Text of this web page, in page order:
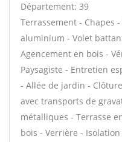
Département: 39
Terrassement - Chapes
aluminium - Volet
Agencement en bois -
Paysagiste - Entretien
- Allée de jardin -
avec transports de
métalliques - Terrasse
bois - Verrière -